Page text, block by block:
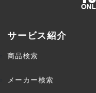
サービス紹介
商品検索
メーカー検索